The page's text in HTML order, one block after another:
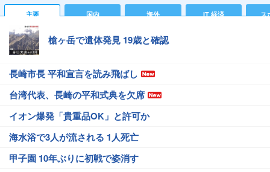
主要 国内 海外 IT 経済 ス
槍ヶ岳で遺体発見 19歳と確認
長崎市長 平和宣言を読み飛ばし
台湾代表、長崎の平和式典を欠席
イオン爆発「貴重品OK」と許可か
海水浴で3人が流される 1人死亡
甲子園 10年ぶりに初戦で姿消す